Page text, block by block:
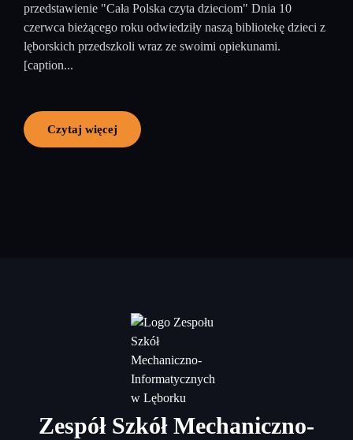
przedstawienie "Cała Polska czyta dzieciom" Dnia 10
czerwca bieżącego roku odwiedziły naszą bibliotekę dzieci z
lęborskich przedszkoli wraz ze swoimi opiekunami.
[caption...
Czytaj więcej
Zespół Szkół Mechaniczno-